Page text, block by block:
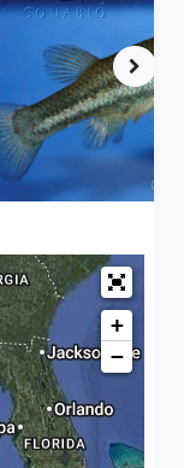
+
−